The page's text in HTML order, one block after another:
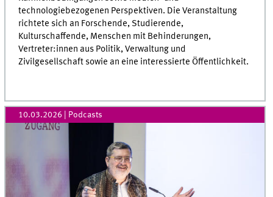
technologiebezogenen Perspektiven. Die Veranstaltung
richtete sich an Forschende, Studierende,
Kulturschaffende, Menschen mit Behinderungen,
Vertreter:innen aus Politik, Verwaltung und
Zivilgesellschaft sowie an eine interessierte Öffentlichkeit.
10.03.2026 | Podcasts